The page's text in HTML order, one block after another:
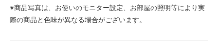
※商品写真は、お使いのモニター設定、お部屋の照明等により実
際の商品と色味が異なる場合がございます。